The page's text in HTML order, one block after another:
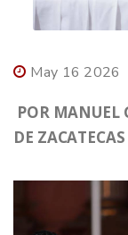
May 16 2026
POR MANUEL
DE